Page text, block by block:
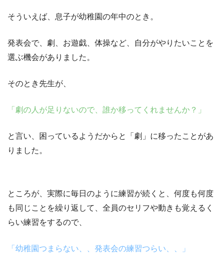
そういえば、息子が幼稚園の年中のとき。
発表会で、劇、お遊戯、体操など、自分がやりたいことを
選ぶ機会がありました。
そのとき先生が、
「劇の人が足りないので、誰か移ってくれませんか？」
と言い、困っているようだからと 「劇」 に移ったことがあ
りました。
ところが、実際に毎日のように練習が続くと、 何度も何度
も同じことを繰り返して、全員のセリフや動きも覚えるく
らい練習をするので、
「幼稚園つまらない、、発表会の練習つらい、、」